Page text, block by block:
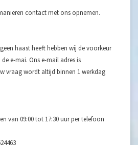
contact met ons opnemen.
haast heeft hebben wij de voorkeur
e-mai. Ons e-mail adres is
vraag wordt altijd binnen 1 werkdag
van 09:00 tot 17:30 uur per telefoon